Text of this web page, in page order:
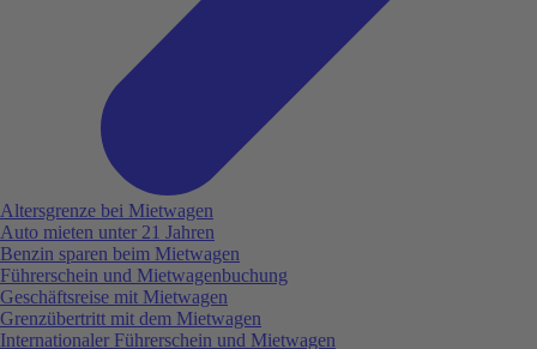
Altersgrenze bei Mietwagen
Auto mieten unter 21 Jahren
Benzin sparen beim Mietwagen
Führerschein und Mietwagenbuchung
Geschäftsreise mit Mietwagen
Grenzübertritt mit dem Mietwagen
Internationaler Führerschein und Mietwagen